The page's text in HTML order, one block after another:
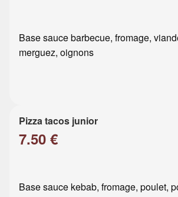
Base sauce barbecue, fromage,
merguez, oignons
Pizza tacos junior
7.50 €
Base sauce kebab, fromage, poulet,